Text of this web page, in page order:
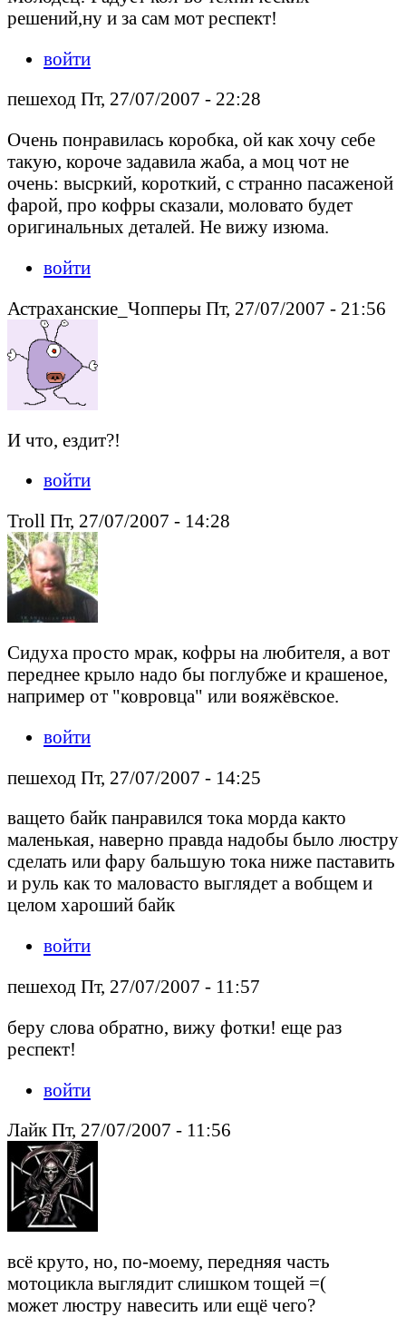
решений,ну и за сам мот респект!
войти
пешеход Пт, 27/07/2007 - 22:28
Очень понравилась коробка, ой как хочу себе
такую, короче задавила жаба, а моц чот не
очень: высркий, короткий, с странно пасаженой
фарой, про кофры сказали, моловато будет
оригинальных деталей. Не вижу изюма.
войти
Астраханские_Чопперы Пт, 27/07/2007 - 21:56
И что, ездит?!
войти
Troll Пт, 27/07/2007 - 14:28
Сидуха просто мрак, кофры на любителя, а вот
переднее крыло надо бы поглубже и крашеное,
например от "ковровца" или вояжёвское.
войти
пешеход Пт, 27/07/2007 - 14:25
ващето байк панравился тока морда както
маленькая, наверно правда надобы было люстру
сделать или фару бальшую тока ниже паставить
и руль как то маловасто выглядет а вобщем и
целом хароший байк
войти
пешеход Пт, 27/07/2007 - 11:57
беру слова обратно, вижу фотки! еще раз
респект!
войти
Лайк Пт, 27/07/2007 - 11:56
всё круто, но, по-моему, передняя часть
мотоцикла выглядит слишком тощей =(
может люстру навесить или ещё чего?